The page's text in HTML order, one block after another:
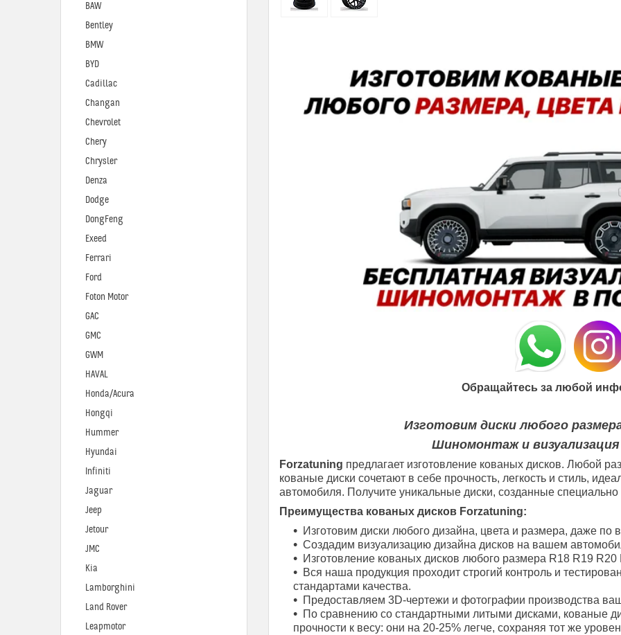
Обращайтесь за любой
Изготовим диски любого
Шиномонтаж и
Forzatuning предлагает изготовление кованых дисков. Любой
кованые диски сочетают в себе прочность, легкость и стиль,
автомобиля. Получите уникальные диски, созданные специально
Преимущества кованых дисков Forzatuning:
Изготовим диски любого дизайна, цвета и размера, даже по
Создадим визуализацию дизайна дисков на вашем
Изготовление кованых дисков любого размера R18 R19 R20
Вся наша продукция проходит строгий контроль и
стандартами качества.
Предоставляем 3D-чертежи и фотографии производства
По сравнению со стандартными литыми дисками, кованые
прочности к весу: они на 20-25% легче, сохраняя тот же
BAW
Bentley
BMW
BYD
Cadillac
Changan
Chevrolet
Chery
Chrysler
Denza
Dodge
DongFeng
Exeed
Ferrari
Ford
Foton Motor
GAC
GMC
GWM
HAVAL
Honda/Acura
Hongqi
Hummer
Hyundai
Infiniti
Jaguar
Jeep
Jetour
JMC
Kia
Lamborghini
Land Rover
Leapmotor